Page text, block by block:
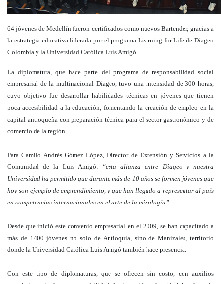
64 jóvenes de Medellín fueron certificados como nuevos Bartender, gracias a
la estrategia educativa liderada por el programa Learning for Life de Diageo
Colombia y la Universidad Católica Luis Amigó.
La diplomatura, que hace parte del programa de responsabilidad social
empresarial de la multinacional Diageo, tuvo una intensidad de 300 horas,
cuyo objetivo fue desarrollar habilidades técnicas en jóvenes que tienen
poca accesibilidad a la educación, fomentando la creación de empleo en la
capital antioqueña con preparación técnica para el sector gastronómico y de
comercio de la región.
Para Camilo Andrés Gómez López, Director de Extensión y Servicios a la
Comunidad de la Luis Amigó:
“esta alianza entre Diageo y nuestra
Universidad ha permitido que durante más de 10 años se formen jóvenes que
hoy son ejemplo de emprendimiento, y que han llegado a representar al país
en competencias internacionales en el arte de la mixología”.
Desde que inició este convenio empresarial en el 2009, se han capacitado a
más de 1400 jóvenes no solo de Antioquia, sino de Manizales, territorio
donde la Universidad Católica Luis Amigó también hace presencia.
Con este tipo de diplomaturas, que se ofrecen sin costo, con auxilios